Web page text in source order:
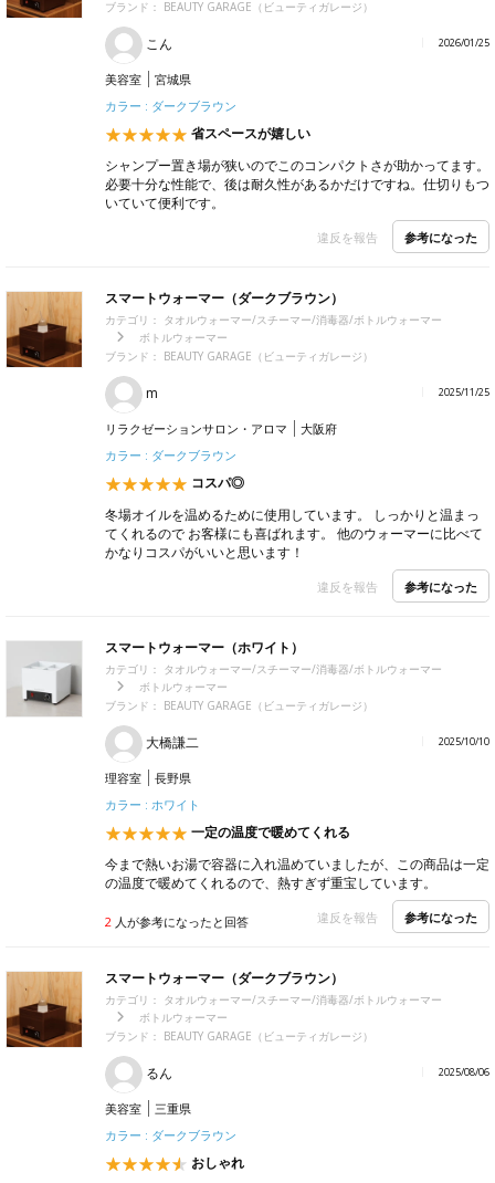
ブランド： BEAUTY GARAGE（ビューティガレージ）
こん 2026/01/25
美容室
宮城県
カラー : ダークブラウン
省スペースが嬉しい
シャンプー置き場が狭いのでこのコンパクトさが助かってます。
必要十分な性能で、後は耐久性があるかだけですね。仕切りもつ
いていて便利です。
違反を報告 参考になった
スマートウォーマー（ダークブラウン）
カテゴリ： タオルウォーマー/スチーマー/消毒器/ボトルウォーマー
ボトルウォーマー
ブランド： BEAUTY GARAGE（ビューティガレージ）
m 2025/11/25
リラクゼーションサロン・アロマ
大阪府
カラー : ダークブラウン
コスパ◎
冬場オイルを温めるために使用しています。 しっかりと温まっ
てくれるので お客様にも喜ばれます。 他のウォーマーに比べて
かなりコスパがいいと思います！
違反を報告 参考になった
スマートウォーマー（ホワイト）
カテゴリ： タオルウォーマー/スチーマー/消毒器/ボトルウォーマー
ボトルウォーマー
ブランド： BEAUTY GARAGE（ビューティガレージ）
大橋謙二 2025/10/10
理容室
長野県
カラー : ホワイト
一定の温度で暖めてくれる
今まで熱いお湯で容器に入れ温めていましたが、この商品は一定
の温度で暖めてくれるので、熱すぎず重宝しています。
2 人が参考になったと回答 違反を報告 参考になった
スマートウォーマー（ダークブラウン）
カテゴリ： タオルウォーマー/スチーマー/消毒器/ボトルウォーマー
ボトルウォーマー
ブランド： BEAUTY GARAGE（ビューティガレージ）
るん 2025/08/06
美容室
三重県
カラー : ダークブラウン
おしゃれ